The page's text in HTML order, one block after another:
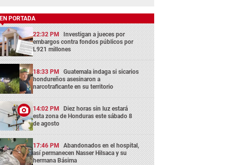
EN PORTADA
22:32 PM Investigan a jueces por
embargos contra fondos públicos por
L921 millones
18:33 PM Guatemala indaga si sicarios
hondureños asesinaron a
narcotraficante en su territorio
14:02 PM Diez horas sin luz estará
esta zona de Honduras este sábado 8
de agosto
17:46 PM Abandonados en el hospital,
así permanecen Nasser Hilsaca y su
hermana Básima